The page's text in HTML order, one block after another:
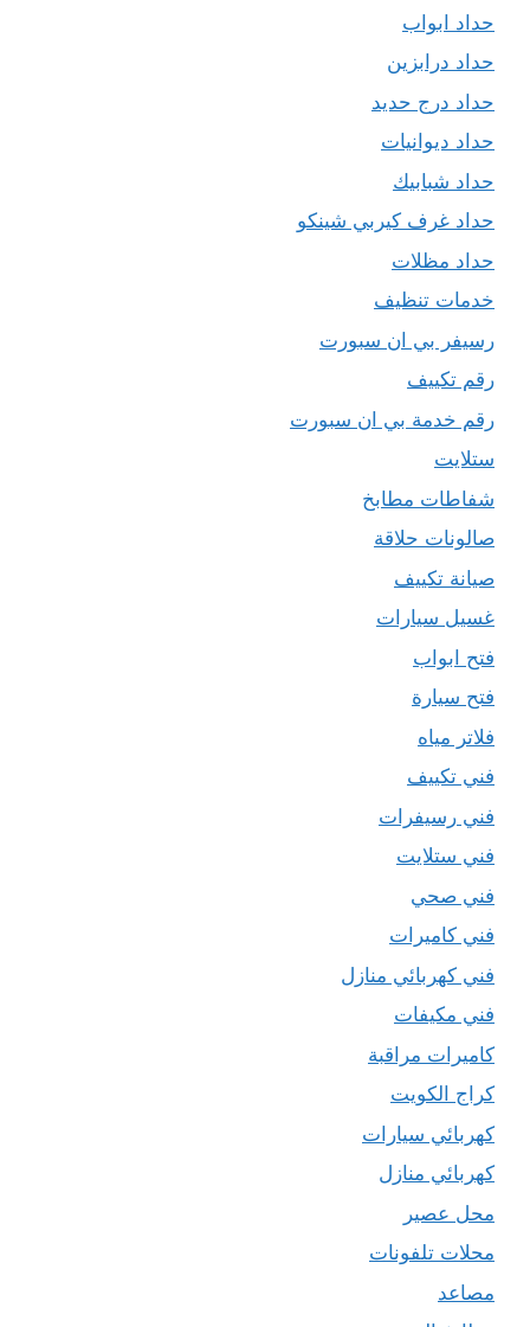
حداد ابواب
حداد درابزين
حداد درج حديد
حداد ديوانيات
حداد شبابيك
حداد غرف كيربي شينكو
حداد مظلات
خدمات تنظيف
رسيفر بي ان سبورت
رقم تكييف
رقم خدمة بي ان سبورت
ستلايت
شفاطات مطابخ
صالونات حلاقة
صيانة تكييف
غسيل سيارات
فتح ابواب
فتح سيارة
فلاتر مياه
فني تكييف
فني رسيفرات
فني ستلايت
فني صحي
فني كاميرات
فني كهربائي منازل
فني مكيفات
كاميرات مراقبة
كراج الكويت
كهربائي سيارات
كهربائي منازل
محل عصير
محلات تلفونات
مصاعد